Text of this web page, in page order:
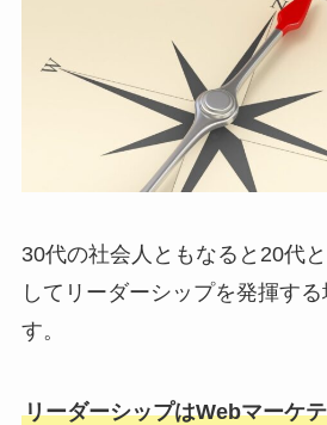
30代の社会人ともなると20代
してリーダーシップを発揮す
す。
リーダーシップはWebマーケ